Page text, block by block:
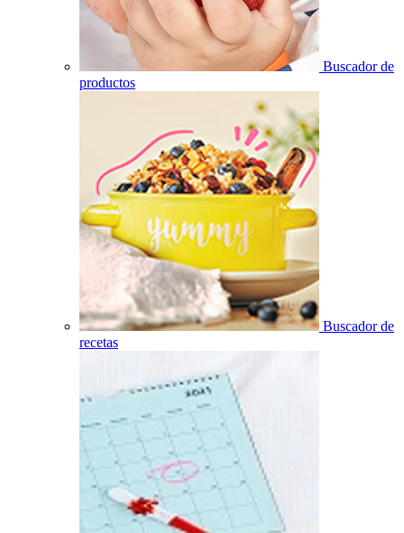
Buscador de
productos
Buscador de
recetas